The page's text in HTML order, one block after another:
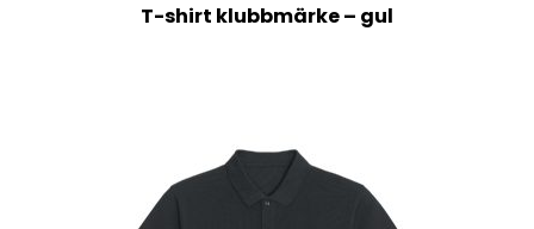
T-shirt klubbmärke – gul